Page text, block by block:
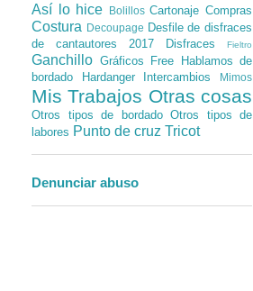
Así lo hice Bolillos Cartonaje Compras
Costura Decoupage Desfile de disfraces
de cantautores 2017
Disfraces Fieltro
Ganchillo Gráficos Free
Hablamos de
bordado
Hardanger Intercambios Mimos
Mis Trabajos Otras cosas
Otros tipos de bordado Otros tipos de
labores Punto de cruz Tricot
Denunciar abuso